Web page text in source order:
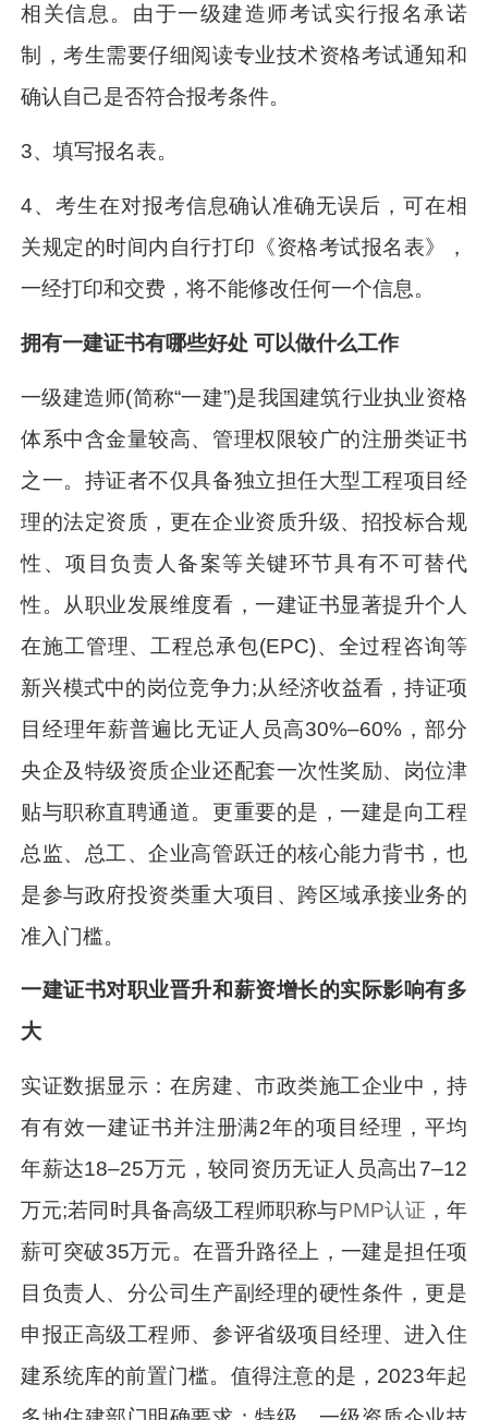
相关信息。由于一级建造师考试实行报名承诺
制，考生需要仔细阅读专业技术资格考试通知和
确认自己是否符合报考条件。
3、填写报名表。
4、考生在对报考信息确认准确无误后，可在相
关规定的时间内自行打印《资格考试报名表》，
一经打印和交费，将不能修改任何一个信息。
拥有一建证书有哪些好处 可以做什么工作
一级建造师(简称“一建”)是我国建筑行业执业资格
体系中含金量较高、管理权限较广的注册类证书
之一。持证者不仅具备独立担任大型工程项目经
理的法定资质，更在企业资质升级、招投标合规
性、项目负责人备案等关键环节具有不可替代
性。从职业发展维度看，一建证书显著提升个人
在施工管理、工程总承包(EPC)、全过程咨询等
新兴模式中的岗位竞争力;从经济收益看，持证项
目经理年薪普遍比无证人员高30%–60%，部分
央企及特级资质企业还配套一次性奖励、岗位津
贴与职称直聘通道。更重要的是，一建是向工程
总监、总工、企业高管跃迁的核心能力背书，也
是参与政府投资类重大项目、跨区域承接业务的
准入门槛。
一建证书对职业晋升和薪资增长的实际影响有多
大
实证数据显示：在房建、市政类施工企业中，持
有有效一建证书并注册满2年的项目经理，平均
年薪达18–25万元，较同资历无证人员高出7–12
万元;若同时具备高级工程师职称与PMP认证 ，年
薪可突破35万元。在晋升路径上，一建是担任项
目负责人、分公司生产副经理的硬性条件，更是
申报正高级工程师、参评省级项目经理、进入住
建系统库的前置门槛。值得注意的是，2023年起